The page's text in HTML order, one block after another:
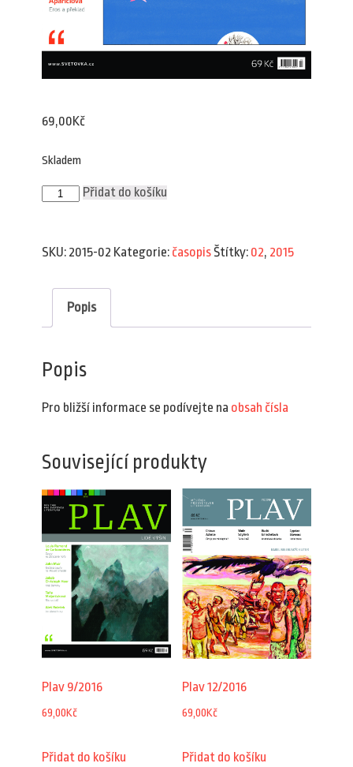
69,00Kč
Skladem
Plav
2/2015
Přidat do košíku
SKU: 2015-02 Kategorie: časopisŠtítky: 02, 2015
Popis
Popis
Pro bližší informace se podívejte na obsah čísla
Související produkty
Plav 9/2016
69,00Kč
Přidat do košíku
Plav 12/2016
69,00Kč
Přidat do košíku